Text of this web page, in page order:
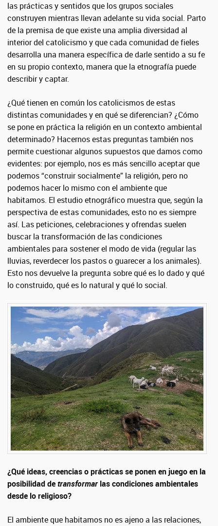
las prácticas y sentidos que los grupos sociales
construyen mientras llevan adelante su vida social. Parto
de la premisa de que existe una amplia diversidad al
interior del catolicismo y que cada comunidad de fieles
desarrolla una manera específica de darle sentido a su fe
en su propio contexto, manera que la etnografía puede
describir y captar.
¿Qué tienen en común los catolicismos de estas
distintas comunidades y en qué se diferencian? ¿Cómo
se pone en práctica la religión en un contexto ambiental
determinado? Hacernos estas preguntas también nos
permite cuestionar algunos supuestos que damos como
evidentes: por ejemplo, nos es más sencillo aceptar que
podemos “construir socialmente” la religión, pero no
podemos hacer lo mismo con el ambiente que
habitamos. El estudio etnográfico muestra que, según la
perspectiva de estas comunidades, esto no es siempre
así. Las peticiones, celebraciones y ofrendas suelen
buscar la transformación de las condiciones
ambientales para sostener el modo de vida (regular las
lluvias, reverdecer los pastos o guarecer a los animales).
Esto nos devuelve la pregunta sobre qué es lo dado y qué
lo construido, qué es lo natural y qué lo social.
¿Qué ideas, creencias o prácticas se ponen en juego en la
posibilidad de transformarlas condiciones ambientales
desde lo religioso?
El ambiente que habitamos no es ajeno a las relaciones,